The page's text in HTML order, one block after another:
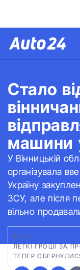
Стало
машини
У Вінницькій
організувала
Україну
ЗСУ, але після
вільно
ФОТО:
ЛЕГКІ ГРОШІ ЗА
ТЕПЕР